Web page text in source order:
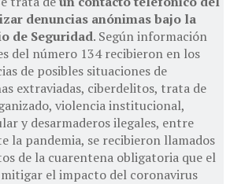
denuncias anónimas bajo la
de Seguridad. Según información
del número 134 recibieron en los
de posibles situaciones de
extraviadas, ciberdelitos, trata de
violencia institucional,
y desarmaderos ilegales, entre
la pandemia, se recibieron llamados
de la cuarentena obligatoria que el
el impacto del coronavirus